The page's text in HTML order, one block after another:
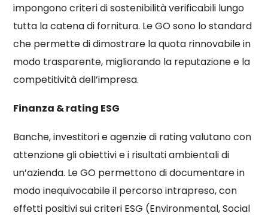
impongono criteri di sostenibilità verificabili lungo
tutta la catena di fornitura. Le GO sono lo standard
che permette di dimostrare la quota rinnovabile in
modo trasparente, migliorando la reputazione e la
competitività dell’impresa.
Finanza & rating ESG
Banche, investitori e agenzie di rating valutano con
attenzione gli obiettivi e i risultati ambientali di
un’azienda. Le GO permettono di documentare in
modo inequivocabile il percorso intrapreso, con
effetti positivi sui criteri ESG (Environmental, Social